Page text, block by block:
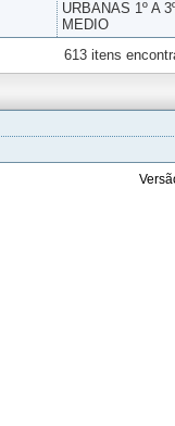
URBANAS 1º A
MEDIO
613 itens